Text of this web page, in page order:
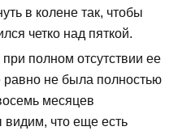
в колене так, чтобы
четко над пяткой.
полном отсутствии ее
не была полностью
месяцев
что еще есть